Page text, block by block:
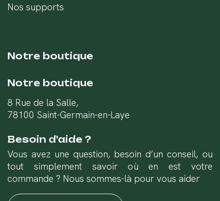
Nos supports
Notre boutique
Notre boutique
8 Rue de la Salle,
78100 Saint-Germain-en-Laye
Besoin d'aide ?
Vous avez une question, besoin d’un conseil, ou
tout simplement savoir où en est votre
commande ? Nous sommes-là pour vous aider